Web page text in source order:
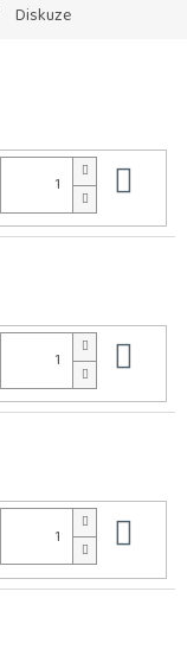
Diskuze